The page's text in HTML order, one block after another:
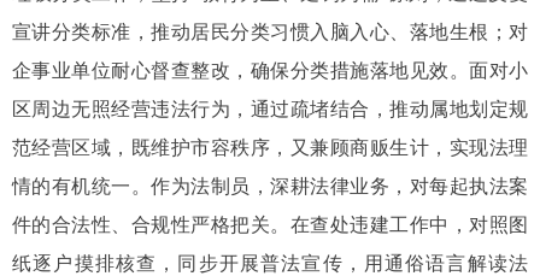
宣讲分类标准，推动居民分类习惯入脑入心、落地生根；对
企事业单位耐心督查整改，确保分类措施落地见效。面对小
区周边无照经营违法行为，通过疏堵结合，推动属地划定规
范经营区域，既维护市容秩序，又兼顾商贩生计，实现法理
情的有机统一。作为法制员，深耕法律业务，对每起执法案
件的合法性、合规性严格把关。在查处违建工作中，对照图
纸逐户摸排核查，同步开展普法宣传，用通俗语言解读法